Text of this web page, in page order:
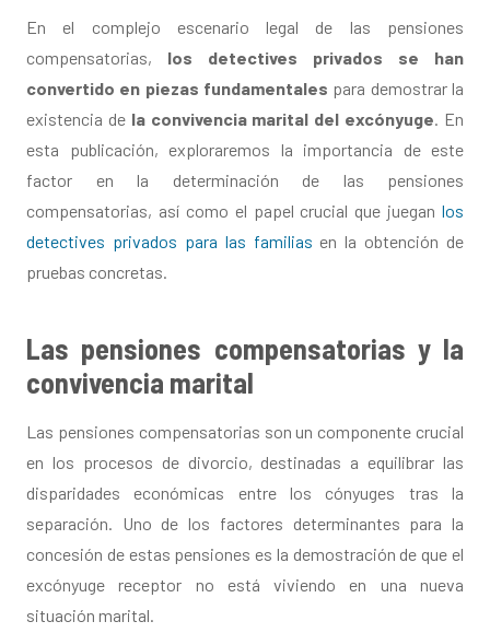
En el complejo escenario legal de las pensiones
compensatorias, los detectives privados se han
convertido en piezas fundamentales para demostrar la
existencia de la convivencia marital del excónyuge. En
esta publicación, exploraremos la importancia de este
factor en la determinación de las pensiones
compensatorias, así como el papel crucial que juegan los
detectives privados para las familias en la obtención de
pruebas concretas.
Las pensiones compensatorias y la
convivencia marital
Las pensiones compensatorias son un componente crucial
en los procesos de divorcio, destinadas a equilibrar las
disparidades económicas entre los cónyuges tras la
separación. Uno de los factores determinantes para la
concesión de estas pensiones es la demostración de que el
excónyuge receptor no está viviendo en una nueva
situación marital.